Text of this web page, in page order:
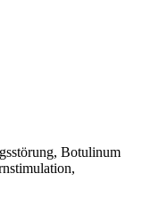
Botulinum